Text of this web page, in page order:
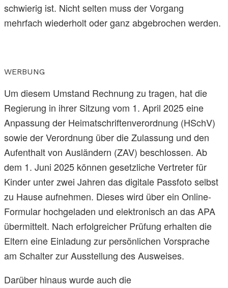
schwierig ist. Nicht selten muss der Vorgang
mehrfach wiederholt oder ganz abgebrochen werden.
WERBUNG
Um diesem Umstand Rechnung zu tragen, hat die
Regierung in ihrer Sitzung vom 1. April 2025 eine
Anpassung der Heimatschriftenverordnung (HSchV)
sowie der Verordnung über die Zulassung und den
Aufenthalt von Ausländern (ZAV) beschlossen. Ab
dem 1. Juni 2025 können gesetzliche Vertreter für
Kinder unter zwei Jahren das digitale Passfoto selbst
zu Hause aufnehmen. Dieses wird über ein Online-
Formular hochgeladen und elektronisch an das APA
übermittelt. Nach erfolgreicher Prüfung erhalten die
Eltern eine Einladung zur persönlichen Vorsprache
am Schalter zur Ausstellung des Ausweises.
Darüber hinaus wurde auch die